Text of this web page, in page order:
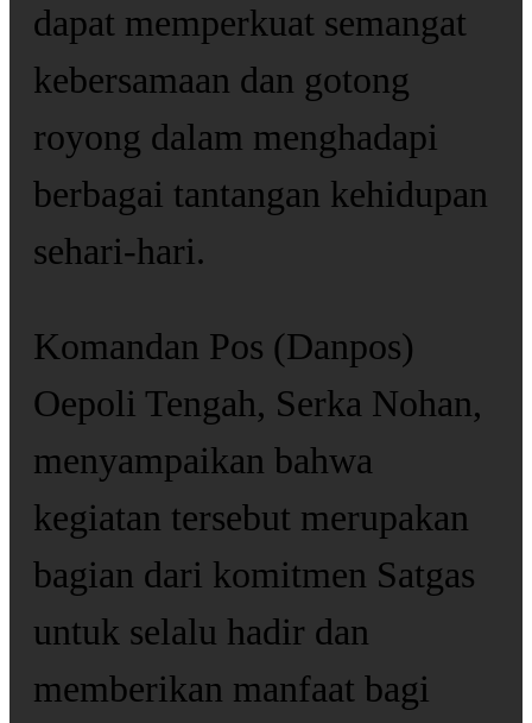
dapat memperkuat semangat
kebersamaan dan gotong
royong dalam menghadapi
berbagai tantangan kehidupan
sehari-hari.
Komandan Pos (Danpos)
Oepoli Tengah, Serka Nohan,
menyampaikan bahwa
kegiatan tersebut merupakan
bagian dari komitmen Satgas
untuk selalu hadir dan
memberikan manfaat bagi